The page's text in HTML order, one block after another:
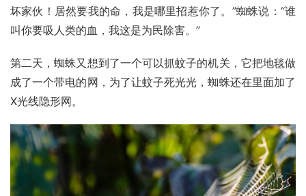
坏家伙！居然要我的命，我是哪里招惹你了。”蜘蛛说：“谁
叫你要吸人类的血，我这是为民除害。”
第二天，蜘蛛又想到了一个可以抓蚊子的机关，它把地毯做
成了一个带电的网，为了让蚊子死光光，蜘蛛还在里面加了
X光线隐形网。